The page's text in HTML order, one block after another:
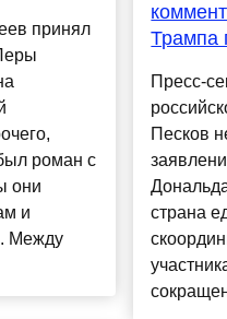
принял
роман с
они
и
Между
Трампа
Пресс-
Песков
страна